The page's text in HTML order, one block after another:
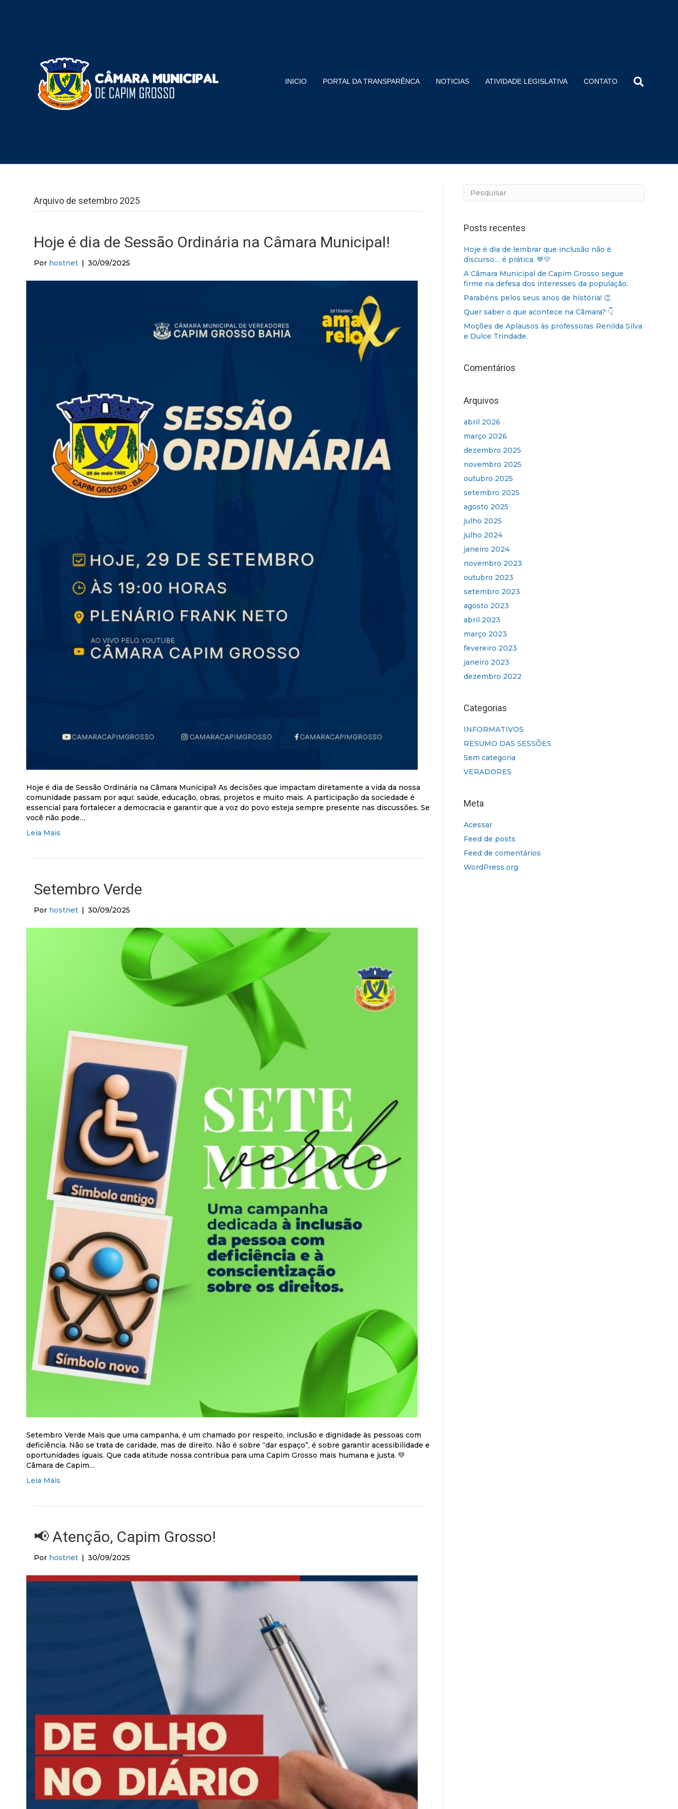
INICIO PORTAL DA TRANSPARÊNCA NOTICIAS ATIVIDADE LEGISLATIVA CONTATO
Arquivo de setembro 2025
Hoje é dia de Sessão Ordinária na Câmara Municipal!
Por hostnet | 30/09/2025
Hoje é dia de Sessão Ordinária na Câmara Municipal! As decisões que impactam diretamente a vida da nossa
comunidade passam por aqui: saúde, educação, obras, projetos e muito mais. A participação da sociedade é
essencial para fortalecer a democracia e garantir que a voz do povo esteja sempre presente nas discussões. Se
você não pode…
Leia Mais
Setembro Verde
Por hostnet 30/09/2025
Setembro Verde Mais que uma campanha, é um chamado por respeito, inclusão e dignidade às pessoas com
deficiência. Não se trata de caridade, mas de direito. Não é sobre “dar espaço”, é sobre garantir acessibilidade e
oportunidades iguais. Que cada atitude nossa contribua para uma Capim Grosso mais humana e justa. 💚
Câmara de Capim…
Leia Mais
📢 Atenção, Capim Grosso!
Por hostnet | 30/09/2025
Posts recentes
Hoje é dia de lembrar que inclusão não é
discurso… é prática. 💙💛
A Câmara Municipal de Capim Grosso segue
firme na defesa dos interesses da população.
Parabéns pelos seus anos de história! 👏
Quer saber o que acontece na Câmara? 👇
Moções de Aplausos às professoras Renilda Silva
e Dulce Trindade.
Comentários
Arquivos
abril 2026
março 2026
dezembro 2025
novembro 2025
outubro 2025
setembro 2025
agosto 2025
julho 2025
julho 2024
janeiro 2024
novembro 2023
outubro 2023
setembro 2023
agosto 2023
abril 2023
março 2023
fevereiro 2023
janeiro 2023
dezembro 2022
Categorias
INFORMATIVOS
RESUMO DAS SESSÕES
Sem categoria
VERADORES
Meta
Acessar
Feed de posts
Feed de comentários
WordPress.org